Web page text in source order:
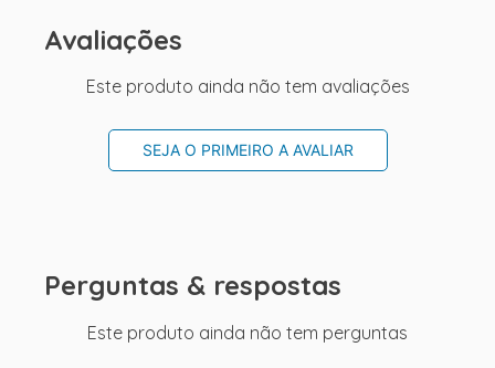
Avaliações
Este produto ainda não tem avaliações
SEJA O PRIMEIRO A AVALIAR
Perguntas & respostas
Este produto ainda não tem perguntas